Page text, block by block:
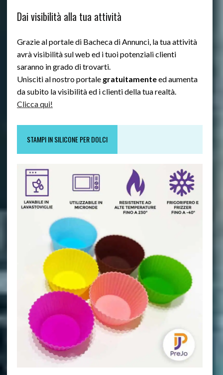
Dai visibilità alla tua attività
Grazie al portale di Bacheca di Annunci, la tua attività
avrà visibilità sul web ed i tuoi potenziali clienti
saranno in grado di trovarti.
Unisciti al nostro portale gratuitamenteed aumenta
da subito la visibilità ed i clienti della tua realtà.
Clicca qui!
STAMPI IN SILICONE PER DOLCI